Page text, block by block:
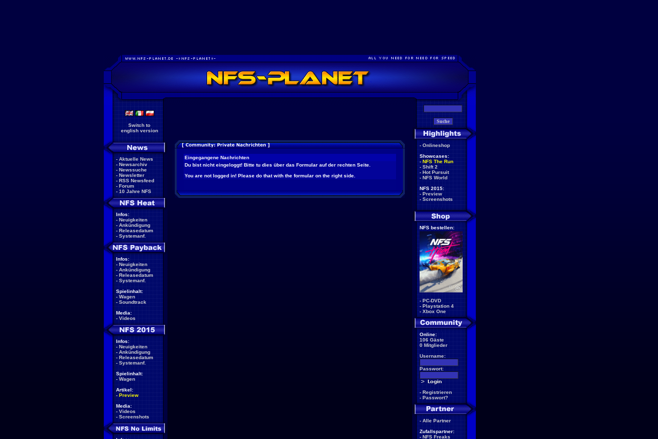
Switch to
english version
- Aktuelle News
- Newsarchiv
- Newssuche
- Newsletter
- RSS Newsfeed
- Forum
- 10 Jahre NFS
Infos:
- Neuigkeiten
- Ankündigung
- Releasedatum
- Systemanf.
Infos:
- Neuigkeiten
- Ankündigung
- Releasedatum
- Systemanf.
Spielinhalt:
- Wagen
- Soundtrack
Media:
- Videos
Infos:
- Neuigkeiten
- Ankündigung
- Releasedatum
- Systemanf.
Spielinhalt:
- Wagen
Artikel:
- Preview
Media:
- Videos
- Screenshots
Eingegangene Nachrichten
Du bist nicht eingeloggt! Bitte tu dies über das Formular auf der rechten Seite.
You are not logged in! Please do that with the formular on the right side.
- Onlineshop
Showcases:
- NFS The Run
- Shift 2
- Hot Pursuit
- NFS World
NFS 2015:
- Preview
- Screenshots
NFS bestellen:
- PC-DVD
- Playstation 4
- Xbox One
Online:
106 Gäste
0 Mitglieder
Username:
Passwort:
- Registrieren
- Passwort?
- Alle Partner
Zufallspartner:
- NFS Freaks